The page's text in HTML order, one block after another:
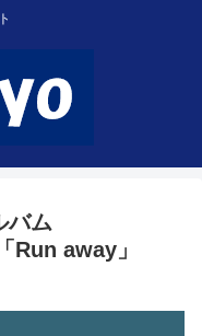
バム
Run away」